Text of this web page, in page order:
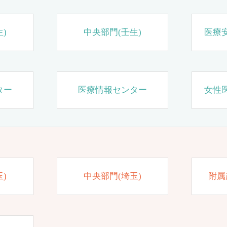
) 中央部門(壬生) 医療
ー 医療情報センター 女性
) 中央部門(埼玉) 附